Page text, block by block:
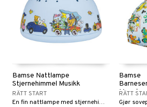
Bamse Nattlampe
Stjernehimmel Musikk
RÄTT START
En fin nattlampe med stjernehimmel i like farger.
Bamse
Mønster
RÄTT